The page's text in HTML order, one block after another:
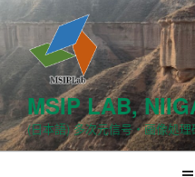
至
内
容
MSIP LAB,
(日本語) 多次元信号・画像処理